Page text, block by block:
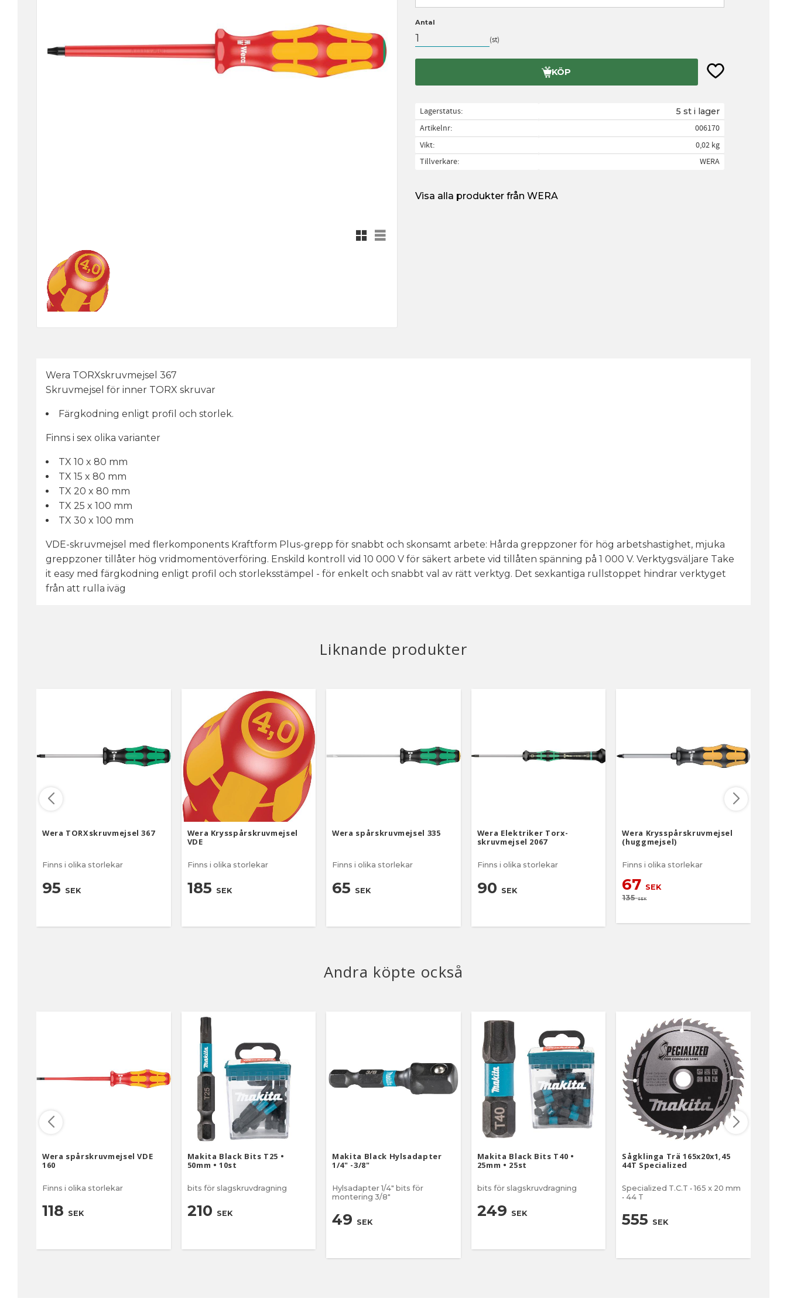
Rutnätsvy
Listvy
Antal
st
KÖP Lägg till i
Lagerstatus 5 st i lager
Artikelnr
006170
Vikt
0,02 kg
Tillverkare
WERA
Visa alla produkter från WERA
Wera TORXskruvmejsel 367
Skruvmejsel för inner TORX skruvar
Färgkodning enligt profil och storlek.
Finns i sex olika varianter
TX 10 x 80 mm
TX 15 x 80 mm
TX 20 x 80 mm
TX 25 x 100 mm
TX 30 x 100 mm
VDE-skruvmejsel med flerkomponents Kraftform Plus-grepp för snabbt och skonsamt arbete: Hårda greppzoner för hög arbetshastighet, mjuka
greppzoner tillåter hög vridmomentöverföring. Enskild kontroll vid 10 000 V för säkert arbete vid tillåten spänning på 1 000 V. Verktygsväljare Take
it easy med färgkodning enligt profil och storleksstämpel - för enkelt och snabbt val av rätt verktyg. Det sexkantiga rullstoppet hindrar verktyget
från att rulla iväg
Liknande produkter
Wera TORXskruvmejsel 367
Finns i olika storlekar
95 SEK
Wera Krysspårskruvmejsel
VDE
Finns i olika storlekar
185 SEK
Wera spårskruvmejsel 335
Finns i olika storlekar
65 SEK
Wera Elektriker Torx-
skruvmejsel 2067
Finns i olika storlekar
90 SEK
Wera Krysspårskruvmejsel
(huggmejsel)
Finns i olika storlekar
67 SEK
135SEK
Andra köpte också
Wera spårskruvmejsel VDE
160
Finns i olika storlekar
118 SEK
Makita Black Bits T25 •
50mm • 10st
bits för slagskruvdragning
210 SEK
Makita Black Hylsadapter
1/4" -3/8"
Hylsadapter 1/4" bits för
montering 3/8"
49 SEK
Makita Black Bits T40 •
25mm • 25st
bits för slagskruvdragning
249 SEK
Sågklinga Trä 165x20x1,45
44T Specialized
Specialized T.C.T • 165 x 20 mm
• 44 T
555 SEK